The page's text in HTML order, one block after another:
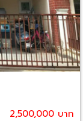
2,500,000 บาท